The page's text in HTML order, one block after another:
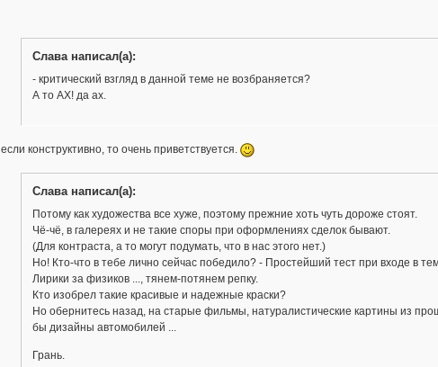
Слава написал(а):
- критический взгляд в данной теме не возбраняется?
А то АХ! да ах.
если конструктивно, то очень приветствуется.
Слава написал(а):
Потому как художества все хуже, поэтому прежние хоть чуть дороже стоят.
Чё-чё, в галереях и не такие споры при оформлениях сделок бывают.
(Для контраста, а то могут подумать, что в нас этого нет.)
Но! Кто-что в тебе лично сейчас победило? - Простейший тест при входе в
Лирики за физиков ..., тянем-потянем репку.
Кто изобрел такие красивые и надежные краски?
Но обернитесь назад, на старые фильмы, натуралистические картины из
бы дизайны автомобилей ...
Грань.